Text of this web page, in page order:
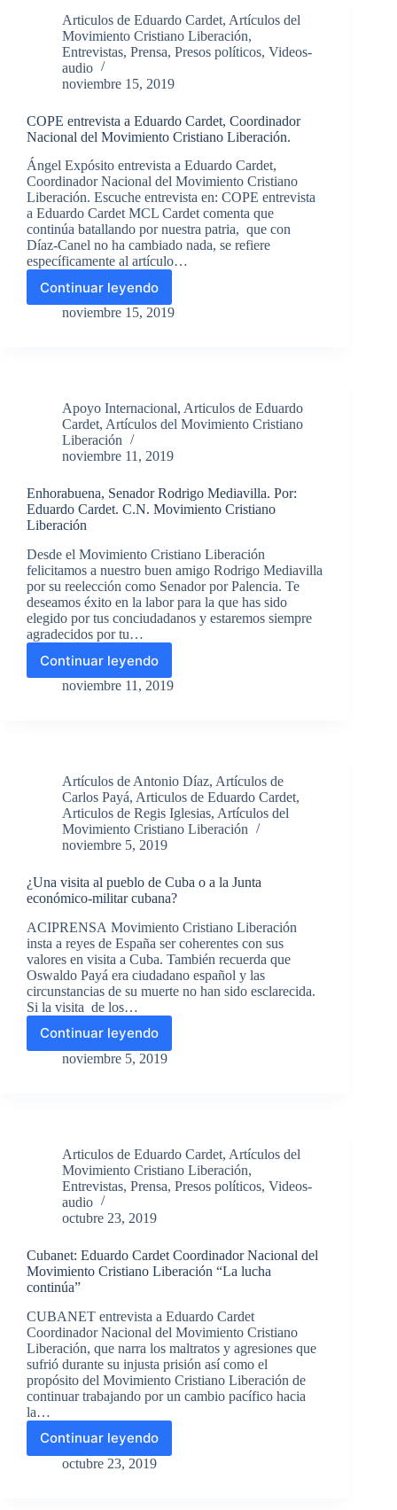
Unidos
”
Eduardo
Cardet.
Coordinador
Nacional
del
Cristiano
Liberación
Articulos de Eduardo Cardet, Artículos del
Movimiento Cristiano Liberación,
Entrevistas, Prensa, Presos políticos, Videos-
audio
noviembre 15, 2019
COPE entrevista a Eduardo Cardet, Coordinador
Nacional del Movimiento Cristiano Liberación.
Ángel Expósito entrevista a Eduardo Cardet,
Coordinador Nacional del Movimiento Cristiano
Liberación. Escuche entrevista en: COPE entrevista
a Eduardo Cardet MCL Cardet comenta que
continúa batallando por nuestra patria, que con
Díaz-Canel no ha cambiado nada, se refiere
específicamente al artículo…
Continuar leyendo
COPE
entrevista
del
Movimiento
Cristiano
Liberación.
noviembre 15, 2019
Apoyo Internacional, Articulos de Eduardo
Cardet, Artículos del Movimiento Cristiano
Liberación
noviembre 11, 2019
Enhorabuena, Senador Rodrigo Mediavilla. Por:
Eduardo Cardet. C.N. Movimiento Cristiano
Liberación
Desde el Movimiento Cristiano Liberación
felicitamos a nuestro buen amigo Rodrigo Mediavilla
por su reelección como Senador por Palencia. Te
deseamos éxito en la labor para la que has sido
elegido por tus conciudadanos y estaremos siempre
agradecidos por tu…
Continuar leyendo
Enhorabuena,
Senador
C.N.
Movimiento
Cristiano
Liberación
noviembre 11, 2019
Artículos de Antonio Díaz, Artículos de
Carlos Payá, Articulos de Eduardo Cardet,
Articulos de Regis Iglesias, Artículos del
Movimiento Cristiano Liberación
noviembre 5, 2019
¿Una visita al pueblo de Cuba o a la Junta
económico-militar cubana?
ACIPRENSA Movimiento Cristiano Liberación
insta a reyes de España ser coherentes con sus
valores en visita a Cuba. También recuerda que
Oswaldo Payá era ciudadano español y las
circunstancias de su muerte no han sido esclarecida.
Si la visita de los…
Continuar leyendo
¿Una
visita
a
la
Junta
económico-
militar
noviembre 5, 2019
Articulos de Eduardo Cardet, Artículos del
Movimiento Cristiano Liberación,
Entrevistas, Prensa, Presos políticos, Videos-
audio
octubre 23, 2019
Cubanet: Eduardo Cardet Coordinador Nacional del
Movimiento Cristiano Liberación “La lucha
continúa”
CUBANET entrevista a Eduardo Cardet
Coordinador Nacional del Movimiento Cristiano
Liberación, que narra los maltratos y agresiones que
sufrió durante su injusta prisión así como el
propósito del Movimiento Cristiano Liberación de
continuar trabajando por un cambio pacífico hacia
la…
Continuar leyendo
Cubanet:
Eduardo
octubre 23, 2019